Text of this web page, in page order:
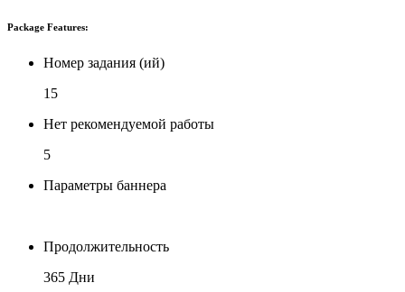
Package Features:
Номер задания (ий)
15
Нет рекомендуемой работы
5
Параметры баннера
Продолжительность
365 Дни